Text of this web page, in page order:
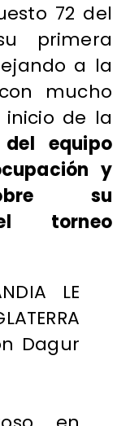
72 del
primera
a la
mucho
de la
equipo
y
su
torneo
LE
Dagur